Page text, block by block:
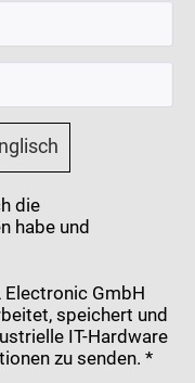
die
habe und
Electronic GmbH
speichert und
IT-Hardware
zu senden. *